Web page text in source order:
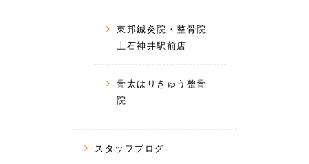
東邦鍼灸院・整骨院
上石神井駅前店
骨太はりきゅう整骨
院
スタッフブログ